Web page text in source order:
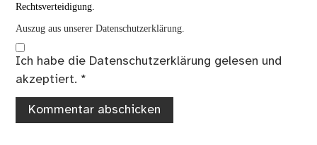
Rechtsverteidigung.
Auszug aus unserer Datenschutzerklärung.
Ich habe die Datenschutzerklärung gelesen und
akzeptiert. *